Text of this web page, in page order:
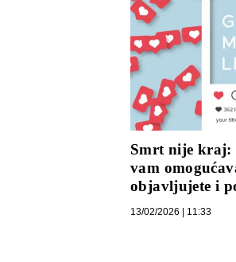
Smrt nije kraj:
vam
objavljujete i
13/02/2026 | 11:33